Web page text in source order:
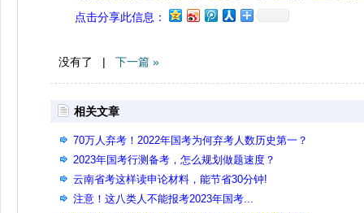
点击分享此信息：
没有了 | 下一篇 »
相关文章
70万人弃考！2022年国考为何弃考人数历史第一？
2023年国考行测备考，怎么规划做题速度？
云南省考这样读申论材料，能节省30分钟!
注意！这八类人不能报考2023年国考...